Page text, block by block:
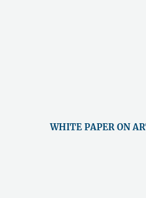
WHITE PAPER ON